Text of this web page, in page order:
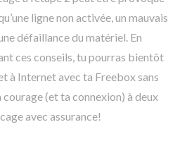
ligne non activée, un mauvais
défaillance du matériel. En
ces conseils, tu pourras bientôt
à Internet avec ta Freebox sans
(et ta connexion) à deux
avec assurance!